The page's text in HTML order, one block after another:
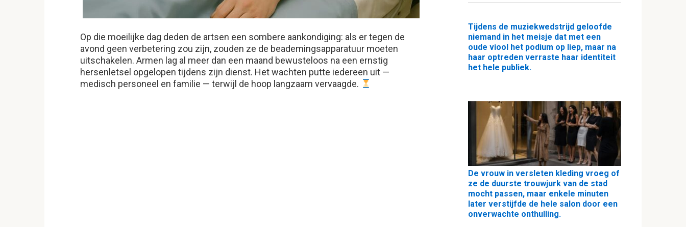
Op die moeilijke dag deden de artsen een sombere aankondiging: als er tegen de
avond geen verbetering zou zijn, zouden ze de beademingsapparatuur moeten
uitschakelen. Armen lag al meer dan een maand bewusteloos na een ernstig
hersenletsel opgelopen tijdens zijn dienst. Het wachten putte iedereen uit —
medisch personeel en familie — terwijl de hoop langzaam vervaagde.
Tijdens de muziekwedstrijd geloofde
niemand in het meisje dat met een
oude viool het podium op liep, maar na
haar optreden verraste haar identiteit
het hele publiek.
De vrouw in versleten kleding vroeg of
ze de duurste trouwjurk van de stad
mocht passen, maar enkele minuten
later verstijfde de hele salon door een
onverwachte onthulling.